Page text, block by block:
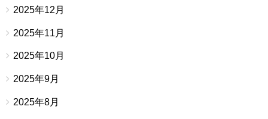
2025年12月
2025年11月
2025年10月
2025年9月
2025年8月